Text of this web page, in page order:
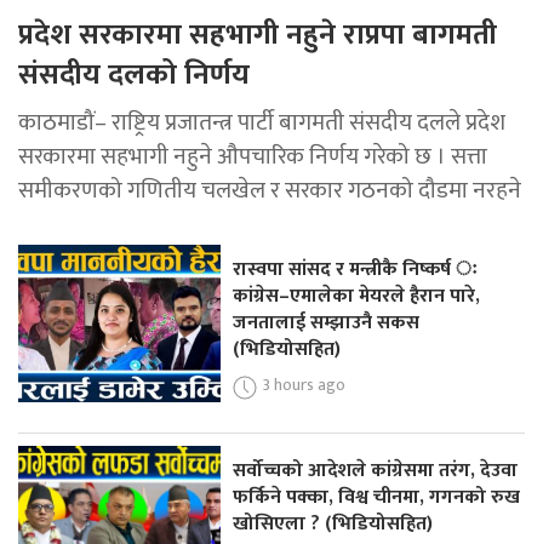
प्रदेश सरकारमा सहभागी नहुने राप्रपा बागमती
संसदीय दलको निर्णय
काठमाडौं– राष्ट्रिय प्रजातन्त्र पार्टी बागमती संसदीय दलले प्रदेश
सरकारमा सहभागी नहुने औपचारिक निर्णय गरेको छ । सत्ता
समीकरणको गणितीय चलखेल र सरकार गठनको दौडमा नरहने
रास्वपा सांसद र मन्त्रीकै निष्कर्ष ः
कांग्रेस–एमालेका मेयरले हैरान पारे,
जनतालाई सम्झाउनै सकस
(भिडियोसहित)
3 hours ago
सर्वोच्चको आदेशले कांग्रेसमा तरंग, देउवा
फर्किने पक्का, विश्व चीनमा, गगनको रुख
खोसिएला ? (भिडियोसहित)